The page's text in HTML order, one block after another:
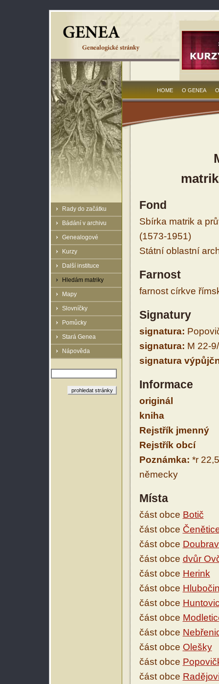
Rady do začátku
Bádání v archivu
Genealogové
Kurzy
Další instituce
Hledám matriky
Mapy
Slovníčky
Pomůcky
Stará Genea
Nápověda
HOME O GENEA
Fond
Sbírka matrik a
(1573-1951)
Státní oblastní
Farnost
farnost církve
Signatury
signatura:
signatura: M 22-
signatura
Informace
originál
kniha
Rejstřík jmenný
Rejstřík obcí
Poznámka: *r
německy
Místa
část obce Botič
část obce
část obce
část obce dvůr
část obce Herink
část obce
část obce
část obce
část obce
část obce Olešky
část obce
část obce